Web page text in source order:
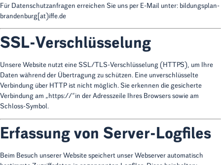
Für Datenschutzanfragen erreichen Sie uns per E-Mail unter: bildungsplan-
brandenburg[at)iffe.de
SSL-Verschlüsselung
Unsere Website nutzt eine SSL/TLS-Verschlüsselung (HTTPS), um Ihre
Daten während der Übertragung zu schützen. Eine unverschlüsselte
Verbindung über HTTP ist nicht möglich. Sie erkennen die gesicherte
Verbindung am „https://“in der Adresszeile Ihres Browsers sowie am
Schloss-Symbol.
Erfassung von Server-Logfiles
Beim Besuch unserer Website speichert unser Webserver automatisch